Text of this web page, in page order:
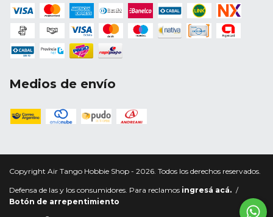
Medios de envío
Copyright Air Tango Hobbie Shop - 2026. Todos los derechos reservados.
Defensa de las y los consumidores. Para reclamos ingresá acá. /
Botón de arrepentimiento